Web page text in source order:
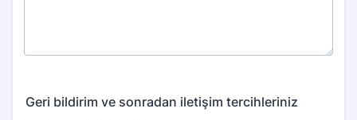
Geri bildirim ve sonradan iletişim tercihleriniz